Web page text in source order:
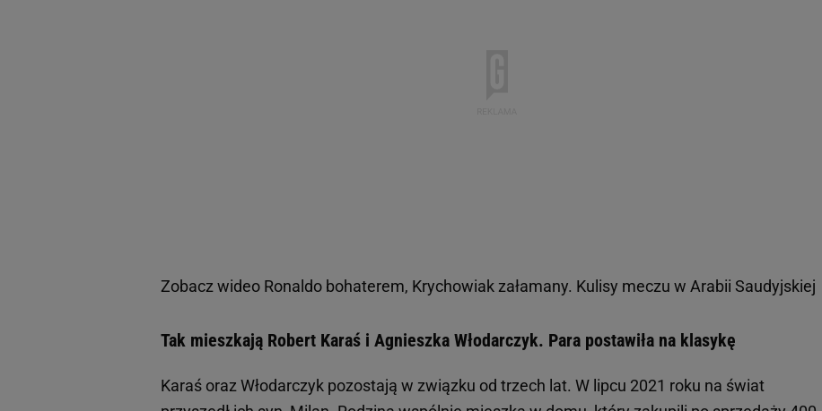
Zobacz wideo Ronaldo bohaterem, Krychowiak załamany. Kulisy meczu w Arabii Saudyjskiej
Tak mieszkają Robert Karaś i Agnieszka Włodarczyk. Para postawiła na klasykę
Karaś oraz Włodarczyk pozostają w związku od trzech lat. W lipcu 2021 roku na świat